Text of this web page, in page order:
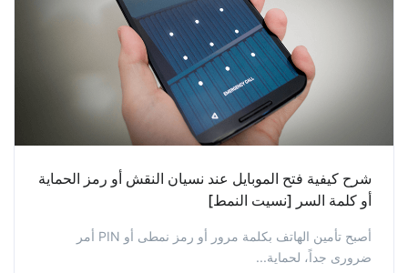
شرح كيفية فتح الموبايل عند نسيان النقش أو رمز الحماية
أو كلمة السر [نسيت النمط]
أصبح تأمين الهاتف بكلمة مرور أو رمز نمطى أو PIN أمر
ضرورى جداً، لحماية...